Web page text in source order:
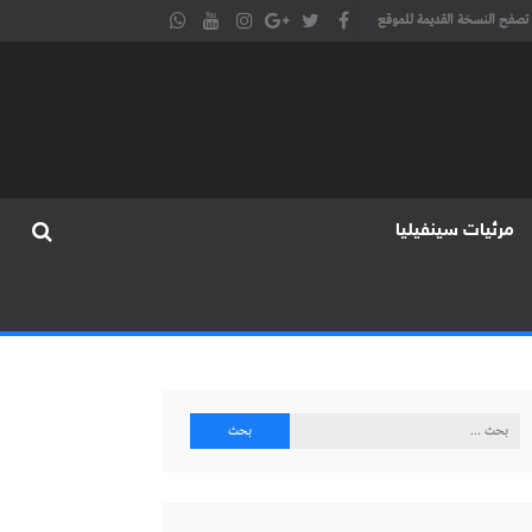
تصفح النسخة القديمة للموقع
مرئيات سينفيليا
البحث